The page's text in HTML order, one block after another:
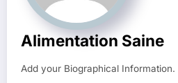
Alimentation Saine
Add your Biographical Information.